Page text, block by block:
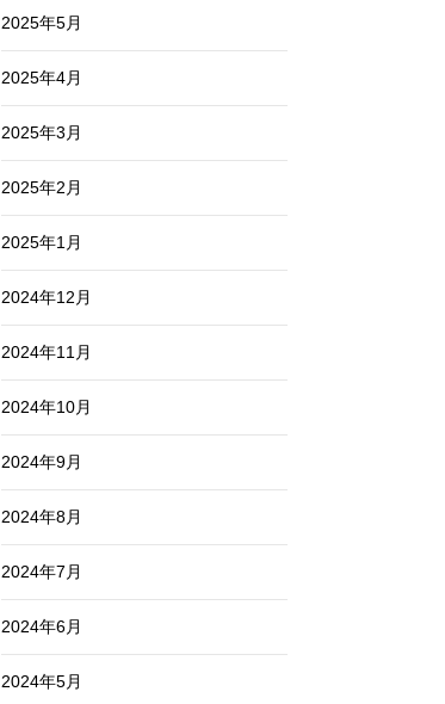
2025年5月
2025年4月
2025年3月
2025年2月
2025年1月
2024年12月
2024年11月
2024年10月
2024年9月
2024年8月
2024年7月
2024年6月
2024年5月